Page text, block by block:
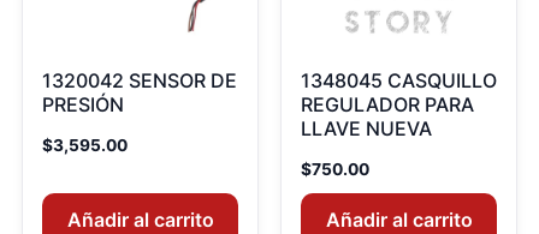
1320042 SENSOR DE
PRESIÓN
$3,595.00
Añadir al carrito
1348045 CASQUILLO
REGULADOR PARA
LLAVE NUEVA
$750.00
Añadir al carrito